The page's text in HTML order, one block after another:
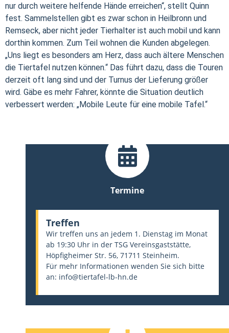
nur durch weitere helfende Hände erreichen“, stellt Quinn
fest. Sammelstellen gibt es zwar schon in Heilbronn und
Remseck, aber nicht jeder Tierhalter ist auch mobil und kann
dorthin kommen. Zum Teil wohnen die Kunden abgelegen.
„Uns liegt es besonders am Herz, dass auch ältere Menschen
die Tiertafel nutzen können.“ Das führt dazu, dass die Touren
derzeit oft lang sind und der Turnus der Lieferung größer
wird. Gäbe es mehr Fahrer, könnte die Situation deutlich
verbessert werden: „Mobile Leute für eine mobile Tafel.“
Termine
Treffen
Wir treffen uns an jedem 1. Dienstag im Monat
ab 19:30 Uhr in der TSG Vereinsgaststätte,
Höpfigheimer Str. 56, 71711 Steinheim.
Für mehr Informationen wenden Sie sich bitte
an: info@tiertafel-lb-hn.de